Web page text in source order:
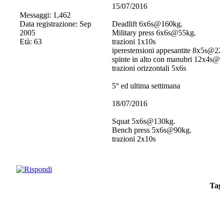
Messaggi: 1,462
Data registrazione: Sep
2005
Età: 63
15/07/2016
Deadlift 6x6s@160kg.
Military press 6x6s@55kg.
trazioni 1x10s
iperestensioni appesantite
spinte in alto con manubri
trazioni orizzontali 5x6s
5° ed ultima settimana
18/07/2016
Squat 5x6s@130kg.
Bench press 5x6s@90kg.
trazioni 2x10s